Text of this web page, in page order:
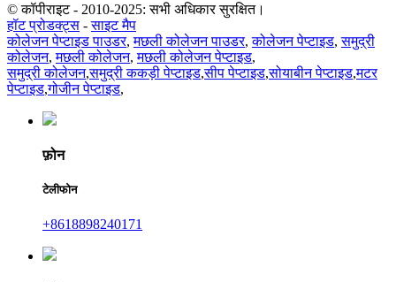
© कॉपीराइट - 2010-2025: सभी अधिकार सुरक्षित।
हॉट प्रोडक्ट्स -साइट मैप
कोलेजन पेप्टाइड पाउडर,मछली कोलेजन पाउडर,कोलेजन पेप्टाइड,समुद्री
कोलेजन,मछली कोलेजन,मछली कोलेजन पेप्टाइड,
समुद्री कोलेजन,समुद्री ककड़ी पेप्टाइड,सीप पेप्टाइड,सोयाबीन पेप्टाइड,मटर
पेप्टाइड,गोजीन पेप्टाइड,
फ़ोन
टेलीफोन
+8618898240171